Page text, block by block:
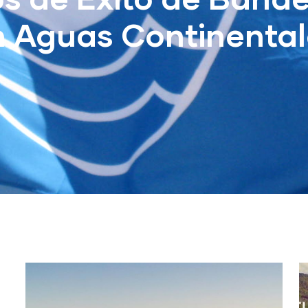
Aguas